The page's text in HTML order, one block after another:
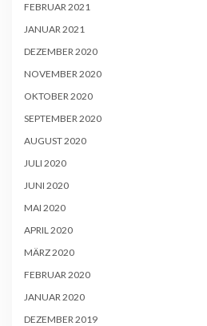
FEBRUAR 2021
JANUAR 2021
DEZEMBER 2020
NOVEMBER 2020
OKTOBER 2020
SEPTEMBER 2020
AUGUST 2020
JULI 2020
JUNI 2020
MAI 2020
APRIL 2020
MÄRZ 2020
FEBRUAR 2020
JANUAR 2020
DEZEMBER 2019